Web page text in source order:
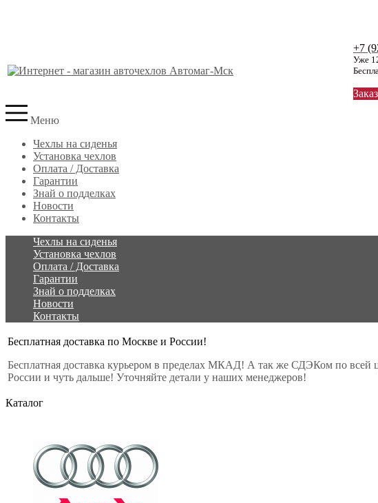
+7
Уже
Меню
Чехлы на сиденья
Установка чехлов
Оплата / Доставка
Гарантии
Знай о подделках
Новости
Контакты
Чехлы на сиденья
Установка чехлов
Оплата / Доставка
Гарантии
Знай о подделках
Новости
Контакты
Бесплатная доставка по Москве и России!
Бесплатная доставка курьером в пределах МКАД! А так же СДЭКом по всей
России и чуть дальше! Уточняйте детали у наших менеджеров!
Каталог